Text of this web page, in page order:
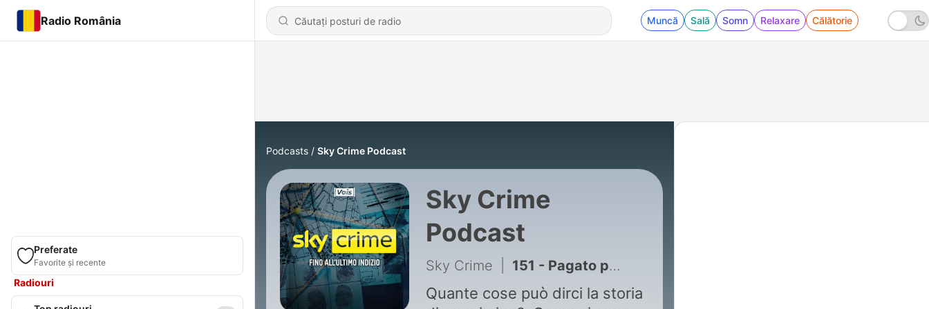
Radio România Muncă Sală Somn Relaxare Călătorie
Preferate
Favorite și recente
Radiouri
Podcasts Sky Crime Podcast
Sky Crime
Podcast
Sky Crime 151 - Pagato per uccidere | Il delitto di Faenza - puntata 2/2
Quante cose può dirci la storia